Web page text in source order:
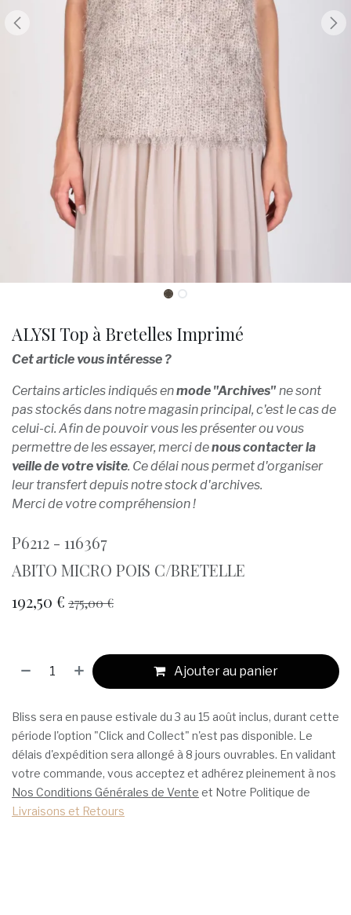
ALYSI Top à Bretelles Imprimé
Cet article vous intéresse ?
Certains articles indiqués enmode "Archives"ne sont
pas stockés dans notre magasin principal, c'est le cas de
celui-ci. Afin de pouvoir vous les présenter ou vous
permettre de les essayer, merci denous contacter la
veille de votre visite. Ce délai nous permet d'organiser
leur transfert depuis notre stock d'archives.
Merci de votre compréhension !
P6212 - 116367
ABITO MICRO POIS C/BRETELLE
192,50 € 275,00€
Ajouter au panier
Bliss sera en pause estivale du 3 au 15 août inclus, durant cette
période l'option "Click and Collect" n'est pas disponible. Le
délais d'expédition sera allongé à 8 jours ouvrables. En validant
votre commande, vous acceptez et adhérez pleinement à nos
Nos Conditions Générales de Vente et Notre Politique de
Livraisons et Retours